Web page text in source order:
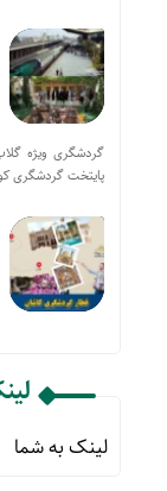
گردشگری ویژه
پایتخت گردشگری
لینک به شما